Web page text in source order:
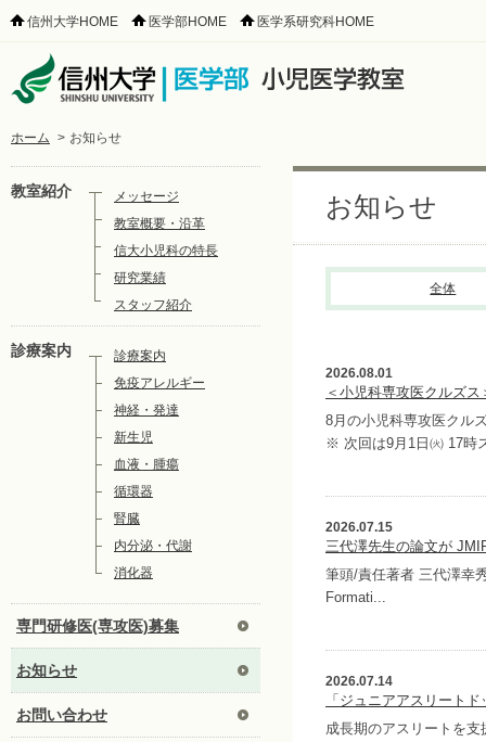
信州大学HOME 医学部HOME 医学系研究科HOME
ホーム > お知らせ
教室紹介
メッセージ
教室概要・沿革
信大小児科の特長
研究業績
スタッフ紹介
診療案内
診療案内
免疫アレルギー
神経・発達
新生児
血液・腫瘍
循環器
腎臓
内分泌・代謝
消化器
専門研修医(専攻医)募集
お知らせ
お問い合わせ
お知らせ
全体
2026.08.01
＜小児科専攻医クルズ
8月の小児科専攻医クル
※ 次回は9月1日㈫ 17時
2026.07.15
三代澤先生の論文が
筆頭/責任著者 三代澤幸
Formati...
2026.07.14
「ジュニアアスリート
成長期のアスリートを